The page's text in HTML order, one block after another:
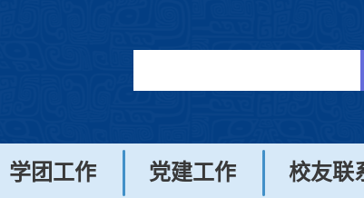
学团工作 党建工作 校友联